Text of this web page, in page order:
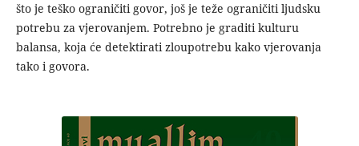
što je teško ograničiti govor, još je teže ograničiti ljudsku
potrebu za vjerovanjem. Potrebno je graditi kulturu
balansa, koja će detektirati zloupotrebu kako vjerovanja
tako i govora.